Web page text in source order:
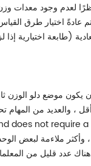
نظرًا لعدم وجود
عادةً اختيار طرق
(طابعة
يكون موضع دلو الوزن
أقل ، والعديد من
does not require
وأكثر ملاءمة لبعض
أكثر ملاءمة للتثبيت والتصحيح.